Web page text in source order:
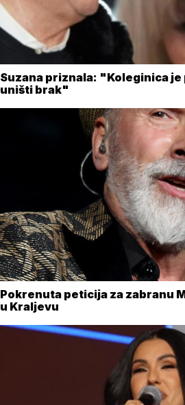
Suzana priznala: "Koleginica je
uništi brak"
Pokrenuta peticija za zabranu
u Kraljevu